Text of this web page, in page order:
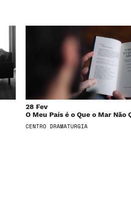
28 Fev
O Meu País é o Que o Mar Não
CENTRO DRAMATURGIA